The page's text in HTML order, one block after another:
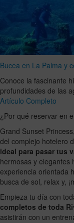
Bucea en La Palma y
Conoce la fascinante
profundidades de las
Artículo Completo
¿Por qué reservar en
Grand Sunset
del complejo hotelero
ideal para pasar tus
hermosas y elegantes
experiencia orientada
busca de sol, relax y,
Empieza tu día con
completos de toda
asistirán con un